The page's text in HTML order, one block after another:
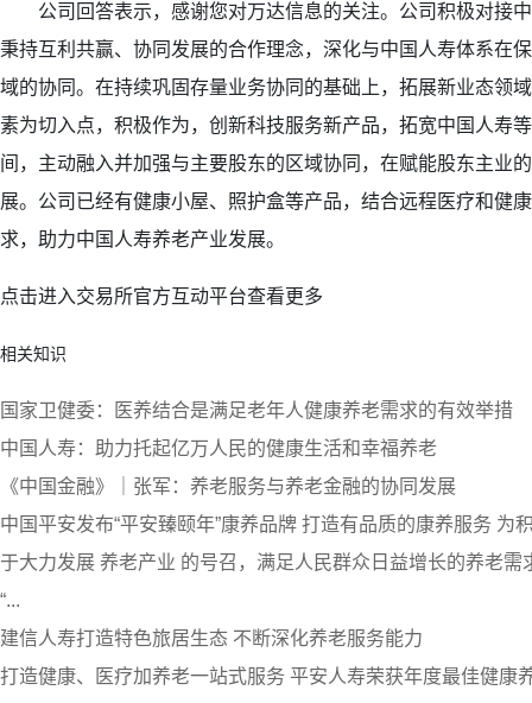
公司回答表示，感谢您对万达信息的关注。公司积极对接
秉持互利共赢、协同发展的合作理念，深化与中国人寿体系在
域的协同。在持续巩固存量业务协同的基础上，拓展新业态领
素为切入点，积极作为，创新科技服务新产品，拓宽中国人寿
间，主动融入并加强与主要股东的区域协同，在赋能股东主业
展。公司已经有健康小屋、照护盒等产品，结合远程医疗和健
求，助力中国人寿养老产业发展。
点击进入交易所官方互动平台查看更多
相关知识
国家卫健委：医养结合是满足老年人健康养老需求的有效举措
中国人寿：助力托起亿万人民的健康生活和幸福养老
《中国金融》｜张军：养老服务与养老金融的协同发展
中国平安发布“平安臻颐年”康养品牌 打造有品质的康养服务 为
于大力发展 养老产业 的号召，满足人民群众日益增长的养老需
“...
建信人寿打造特色旅居生态 不断深化养老服务能力
打造健康、医疗加养老一站式服务 平安人寿荣获年度最佳健康